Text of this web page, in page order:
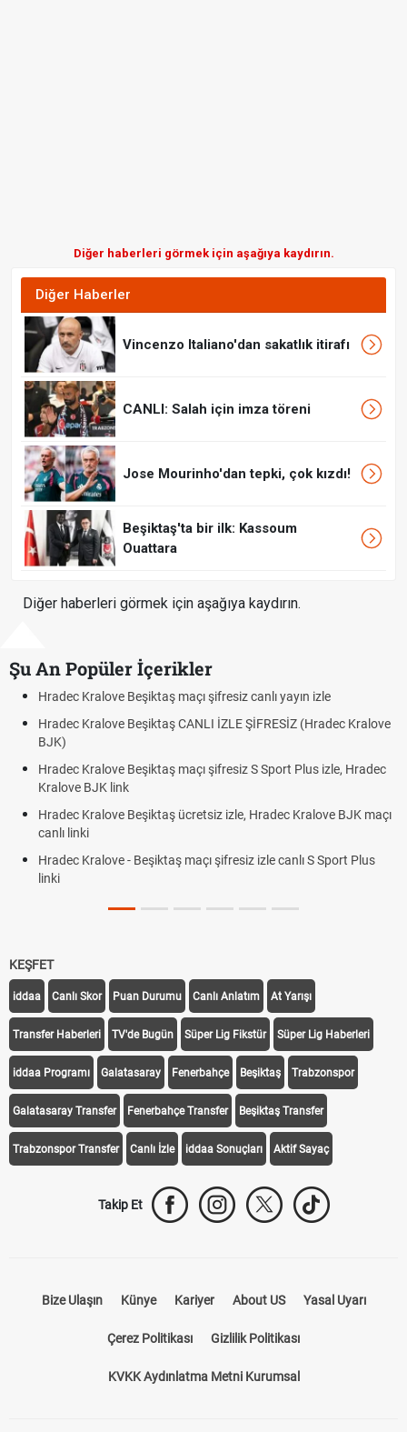
Diğer haberleri görmek için aşağıya kaydırın.
Diğer Haberler
Vincenzo Italiano'dan sakatlık itirafı
CANLI: Salah için imza töreni
Jose Mourinho'dan tepki, çok kızdı!
Beşiktaş'ta bir ilk: Kassoum
Ouattara
Diğer haberleri görmek için aşağıya kaydırın.
Şu An Popüler İçerikler
Beşiktaş maçı şifresiz canlı yayın izle
Beşiktaş CANLI İZLE ŞİFRESİZ (Hradec Kralove
Beşiktaş maçı şifresiz S Sport Plus izle, Hradec
Beşiktaş ücretsiz izle, Hradec Kralove BJK maçı
- Beşiktaş maçı şifresiz izle canlı S Sport Plus
Hradec
Hradec
Trivela Nedir?
Plonjon Nedir?
KEŞFET
iddaa Canlı Skor Puan Durumu Canlı Anlatım At Yarışı
Transfer Haberleri TV'de Bugün Süper Lig Fikstür Süper Lig Haberleri
iddaa Programı Galatasaray Fenerbahçe Beşiktaş Trabzonspor
Galatasaray Transfer Fenerbahçe Transfer Beşiktaş Transfer
Trabzonspor Transfer Canlı İzle iddaa Sonuçları Aktif Sayaç
Takip Et
Bize Ulaşın Künye Kariyer About US Yasal Uyarı
Çerez Politikası Gizlilik Politikası
KVKK Aydınlatma Metni Kurumsal